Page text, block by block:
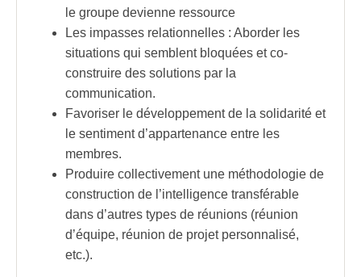
le groupe devienne ressource
Les impasses relationnelles : Aborder les
situations qui semblent bloquées et co-
construire des solutions par la
communication.
Favoriser le développement de la solidarité et
le sentiment d’appartenance entre les
membres.
Produire collectivement une méthodologie de
construction de l’intelligence transférable
dans d’autres types de réunions (réunion
d’équipe, réunion de projet personnalisé,
etc.).